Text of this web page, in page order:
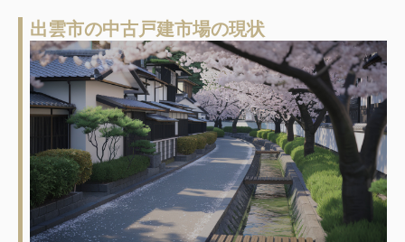
出雲市の中古戸建市場の現状